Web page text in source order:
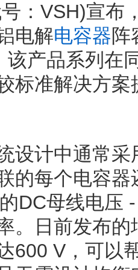
：VSH)宣布
电解电容器阵
该产品系列在
标准解决方
设计中通常
的每个电容
DC母线电压
。日前发布
600 V，可以